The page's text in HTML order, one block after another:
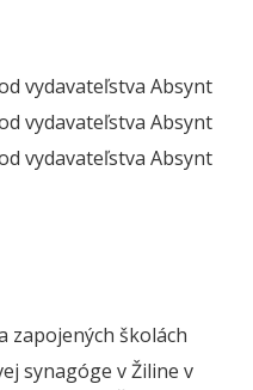
vydavateľstva Absynt
vydavateľstva Absynt
vydavateľstva Absynt
zapojených školách
synagóge v Žiline v